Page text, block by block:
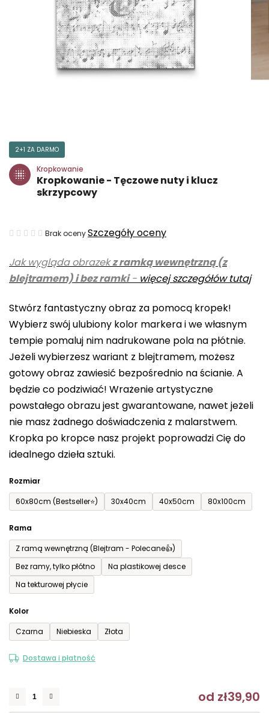
Jak wygląda obrazekz ramką wewnętrzną (z
blejtramem) i bez ramki- więcej szczegółów tutaj
Stwórz fantastyczny obraz za pomocą kropek!
Wybierz swój ulubiony kolor markera i we własnym
tempie pomaluj nim nadrukowane pola na płótnie.
Jeżeli wybierzesz wariant z blejtramem, możesz
gotowy obraz zawiesić bezpośrednio na ścianie. A
będzie co podziwiać! Wrażenie artystyczne
powstałego obrazu jest gwarantowane, nawet jeżeli
nie masz żadnego doświadczenia z malarstwem.
Kropka po kropce nasz projekt poprowadzi Cię do
idealnego dzieła sztuki.
Rozmiar
60x80cm (Bestseller⭐)
30x40cm 40x50cm 80x100cm
Rama
Z ramą wewnętrzną (Blejtram - Polecane👍)
Bez ramy, tylko płótno
Na plastikowej desce
Na tekturowej płycie
Kolor
Czarna
Niebieska Złota
Dostawa i płatność
od zł39,90
2+1 ZA DARMO
Kropkowanie
Kropkowanie - Tęczowe nuty i klucz
skrzypcowy
Średnia
produktu
wynosi
na
5
gwiazdek.
Brak ocenySzczegóły oceny